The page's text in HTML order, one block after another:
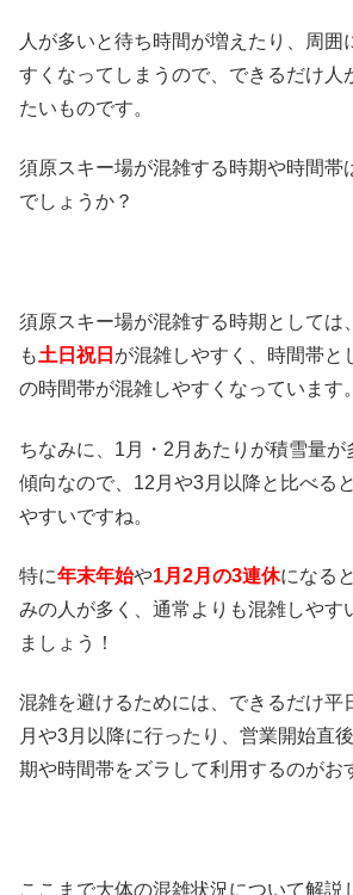
人が多いと待ち時間が増えたり、周囲
すくなってしまうので、できるだけ人
たいものです。
須原スキー場が混雑する時期や時間帯
でしょうか？
須原スキー場が混雑する時期としては
も土日祝日 が混雑しやすく、時間帯と
の時間帯が混雑しやすくなっています。
ちなみに、1月・2月あたりが積雪量が
傾向なので、12月や3月以降と比べる
やすいですね。
特に年末年始や1月2月の3連休になる
みの人が多く、通常よりも混雑しやす
ましょう！
混雑を避けるためには、できるだけ平
月や3月以降に行ったり、営業開始直
期や時間帯をズラして利用するのがお
ここまで大体の混雑状況について解説